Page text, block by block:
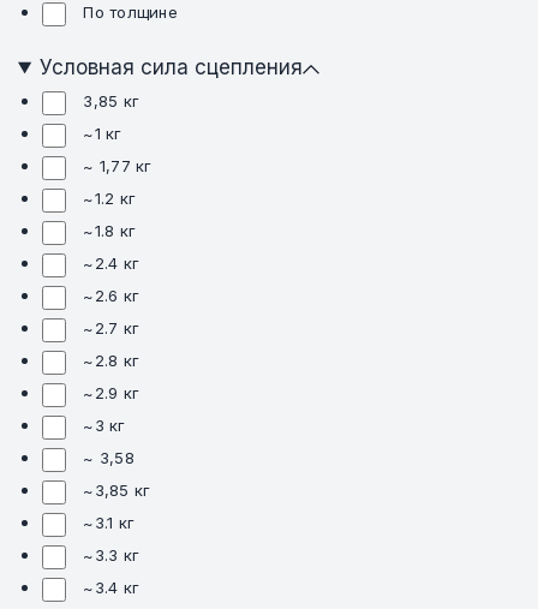
По толщине
Условная сила сцепления
3,85 кг
~1 кг
~ 1,77 кг
~1.2 кг
~1.8 кг
~2.4 кг
~2.6 кг
~2.7 кг
~2.8 кг
~2.9 кг
~3 кг
~ 3,58
~3,85 кг
~3.1 кг
~3.3 кг
~3.4 кг